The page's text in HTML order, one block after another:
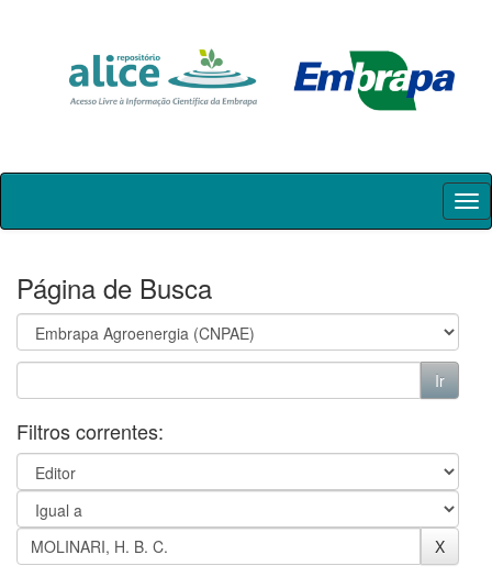
Skip
Página de Busca
Filtros correntes: